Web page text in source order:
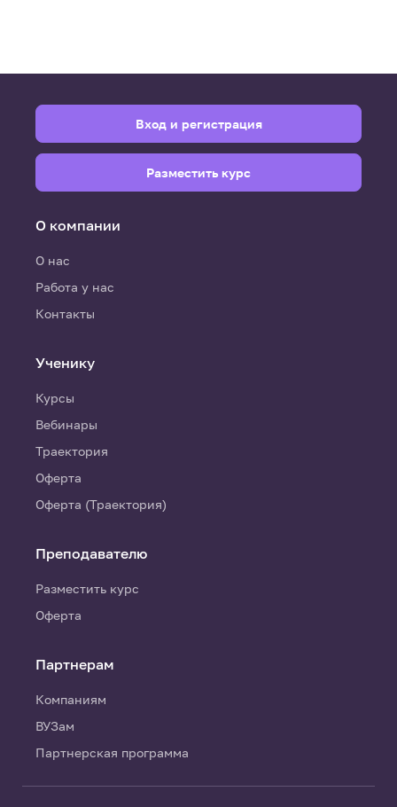
О компании
О нас
Работа у нас
Контакты
Ученику
Курсы
Вебинары
Траектория
Оферта
Оферта (Траектория)
Преподавателю
Разместить курс
Оферта
Партнерам
Компаниям
ВУЗам
Партнерская программа
Вход и регистрация
Разместить курс